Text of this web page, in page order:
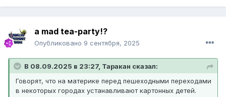
a mad tea-party!?
Опубликовано 9 сентября, 2025
В 08.09.2025 в 23:27, Таракан сказал:
Говорят, что на материке перед пешеходными переходами
в некоторых городах устанавливают картонных детей.